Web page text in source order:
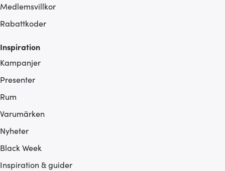
Medlemsvillkor
Rabattkoder
Inspiration
Kampanjer
Presenter
Rum
Varumärken
Nyheter
Black Week
Inspiration & guider